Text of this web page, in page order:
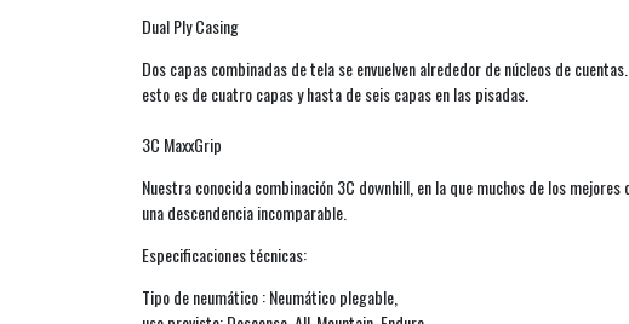
Dual Ply Casing
Dos capas combinadas de tela se envuelven alrededor de núcleos de
esto es de cuatro capas y hasta de seis capas en las pisadas.
3C MaxxGrip
Nuestra conocida combinación 3C downhill, en la que muchos de los
una descendencia incomparable.
Especificaciones técnicas:
Tipo de neumático : Neumático plegable,